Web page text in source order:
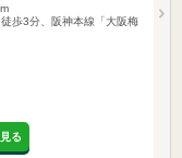
歩3分、阪神本線「大阪梅
る